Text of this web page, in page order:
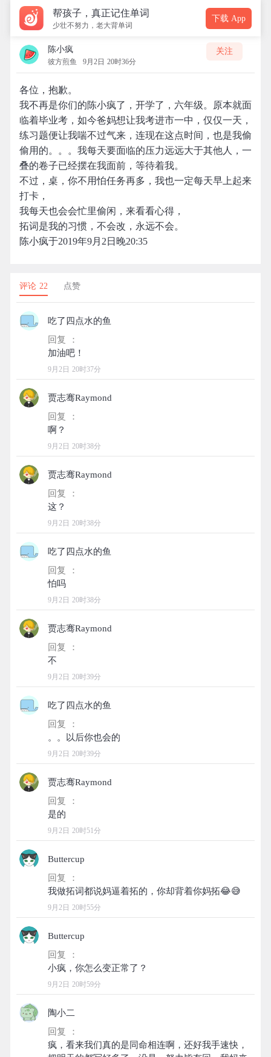
帮孩子，真正记住单词
少壮不努力，老大背单词
下载 App
陈小疯
彼方煎鱼 9月2日 20时36分
关注
各位，抱歉。
我不再是你们的陈小疯了，开学了，六年级。原本就面
临着毕业考，如今爸妈想让我考进市一中，仅仅一天，
练习题便让我喘不过气来，连现在这点时间，也是我偷
偷用的。。。我每天要面临的压力远远大于其他人，一
叠的卷子已经摆在我面前，等待着我。
不过，桌，你不用怕任务再多，我也一定每天早上起来
打卡，
我每天也会会忙里偷闲，来看看心得，
拓词是我的习惯，不会改，永远不会。
陈小疯于2019年9月2日晚20:35
评论 22 点赞
吃了四点水的鱼
回复 ：
9月2日 20时37分
贾志骞Raymond
回复 ：
9月2日 20时38分
贾志骞Raymond
回复 ：
9月2日 20时38分
吃了四点水的鱼
回复 ：
9月2日 20时38分
贾志骞Raymond
回复 ：
9月2日 20时39分
吃了四点水的鱼
回复 ：
9月2日 20时39分
贾志骞Raymond
回复 ：
9月2日 20时51分
Buttercup
回复 ：
9月2日 20时55分
Buttercup
回复 ：
9月2日 20时59分
陶小二
回复 ：
疯，看来我们真的是同命相连啊，还好我手速快，